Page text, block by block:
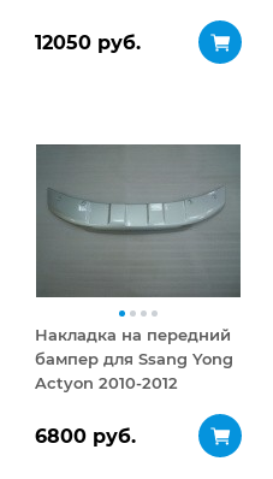
12050 руб.
Накладка на передний
бампер для Ssang Yong
Actyon 2010-2012
6800 руб.